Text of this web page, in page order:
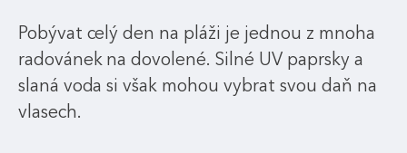
Pobývat celý den na pláži je jednou z mnoha
radovánek na dovolené. Silné UV paprsky a
slaná voda si však mohou vybrat svou daň na
vlasech.